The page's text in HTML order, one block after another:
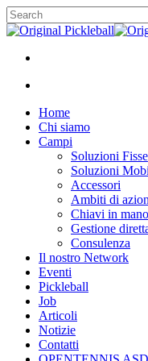
Skip
to
content
Close
Menu
search
Menu
Home
Chi siamo
Campi
Soluzioni Fisse
Soluzioni
Accessori
Ambiti di
Chiavi in mano
Gestione
Consulenza
Il nostro Network
Eventi
Pickleball
Job
Articoli
Notizie
Contatti